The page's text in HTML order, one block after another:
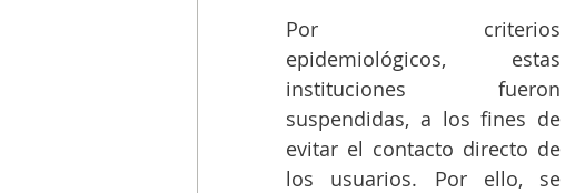
Por criterios
epidemiológicos, estas
instituciones fueron
suspendidas, a los fines de
evitar el contacto directo de
los usuarios. Por ello, se